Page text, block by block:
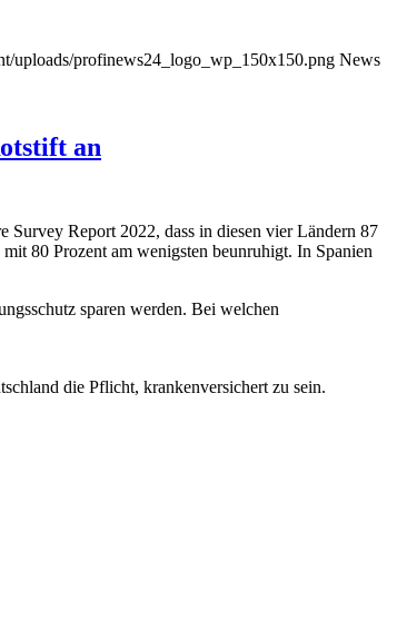
uploads/profinews24_logo_wp_150x150.png News
an
Survey Report 2022, dass in diesen vier Ländern 87
80 Prozent am wenigsten beunruhigt. In Spanien
sparen werden. Bei welchen
die Pflicht, krankenversichert zu sein.